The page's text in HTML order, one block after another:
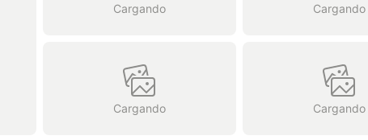
Cargando Cargando
Cargando Cargando